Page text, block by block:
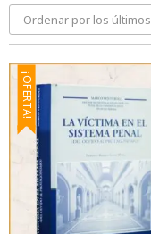
Ordenar por los últimos
¡OFERTA!